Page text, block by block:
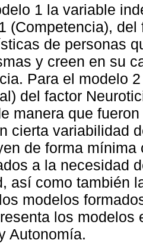
1 la variable
(Competencia),
de personas
y creen en su
Para el modelo
del factor
manera que
cierta variabilidad
de forma
a la necesidad
así como también
modelos
los modelos
Autonomía.